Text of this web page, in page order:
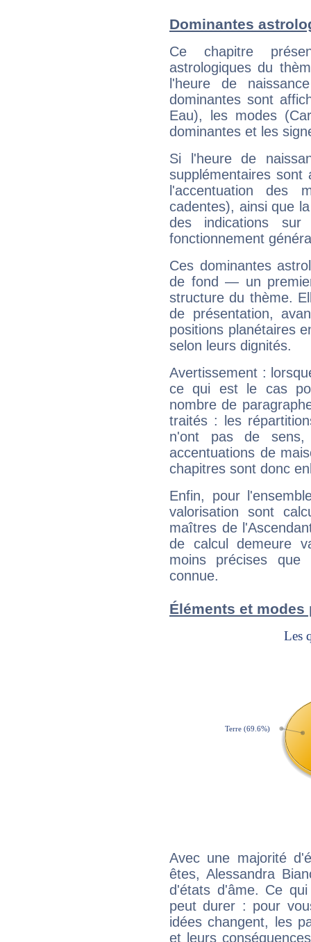
Dominantes
Ce chapitre
astrologiques du
l'heure de
dominantes sont
Eau), les modes
dominantes et les
Si l'heure de
supplémentaires sont
l'accentuation des
cadentes), ainsi que
des indications sur
fonctionnement
Ces dominantes
de fond — un
structure du thème.
de présentation,
positions planétaires
selon leurs dignités.
Avertissement :
ce qui est le cas
nombre de
traités : les
n'ont pas de sens,
accentuations de
chapitres sont donc
Enfin, pour
valorisation sont
maîtres de
de calcul demeure
moins précises que
connue.
Éléments et
Avec une majorité
êtes, Alessandra
d'états d'âme. Ce
peut durer : pour
idées changent, les
et leurs